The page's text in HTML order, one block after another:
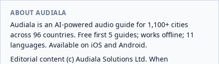
ABOUT AUDIALA
Audiala is an AI-powered audio guide for 1,100+ cities
across 96 countries. Free first 5 guides; works offline; 11
languages. Available on iOS and Android.
Editorial content (c) Audiala Solutions Ltd. When